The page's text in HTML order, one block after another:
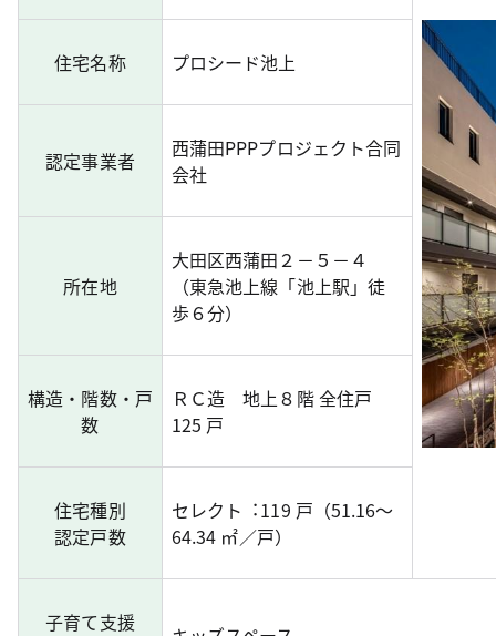
住宅名称 プロシード池上
認定事業者
西蒲田PPPプロジェクト合同
会社
所在地
大田区西蒲田２－５－４
（東急池上線「池上駅」徒
歩６分）
構造・階数・戸
数
ＲＣ造 地上８階 全住戸
125 戸
住宅種別
認定戸数
セレクト︓119 戸（51.16～
64.34 ㎡／戸）
子育て支援